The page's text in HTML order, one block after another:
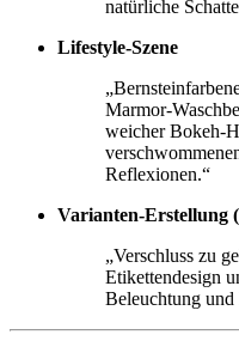
natürliche
Lifestyle-Szene
Marmor-
weicher Bokeh-
Reflexionen.“
Varianten-Erstellung
„Verschluss zu
Etikettendesign
Beleuchtung